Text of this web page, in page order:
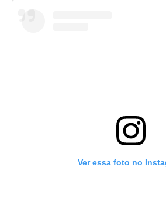
Ver essa foto no